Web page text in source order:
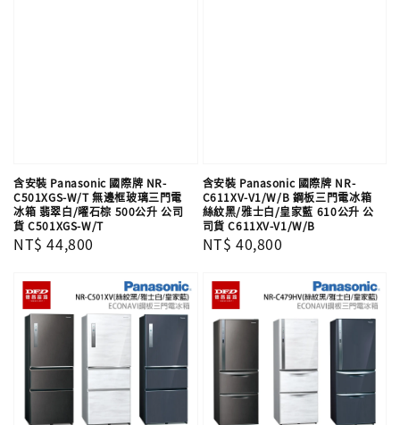
含安裝 Panasonic 國際牌 NR-
C501XGS-W/T 無邊框玻璃三門電
冰箱 翡翠白/曜石棕 500公升 公司
貨 C501XGS-W/T
Regular
NT$ 44,800
含安裝 Panasonic 國際牌 NR-
C611XV-V1/W/B 鋼板三門電冰箱
絲紋黑/雅士白/皇家藍 610公升 公
司貨 C611XV-V1/W/B
Regular
NT$ 40,800